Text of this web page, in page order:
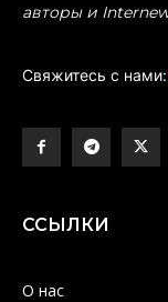
авторы и
Свяжитесь с нами:
ССЫЛКИ
О нас